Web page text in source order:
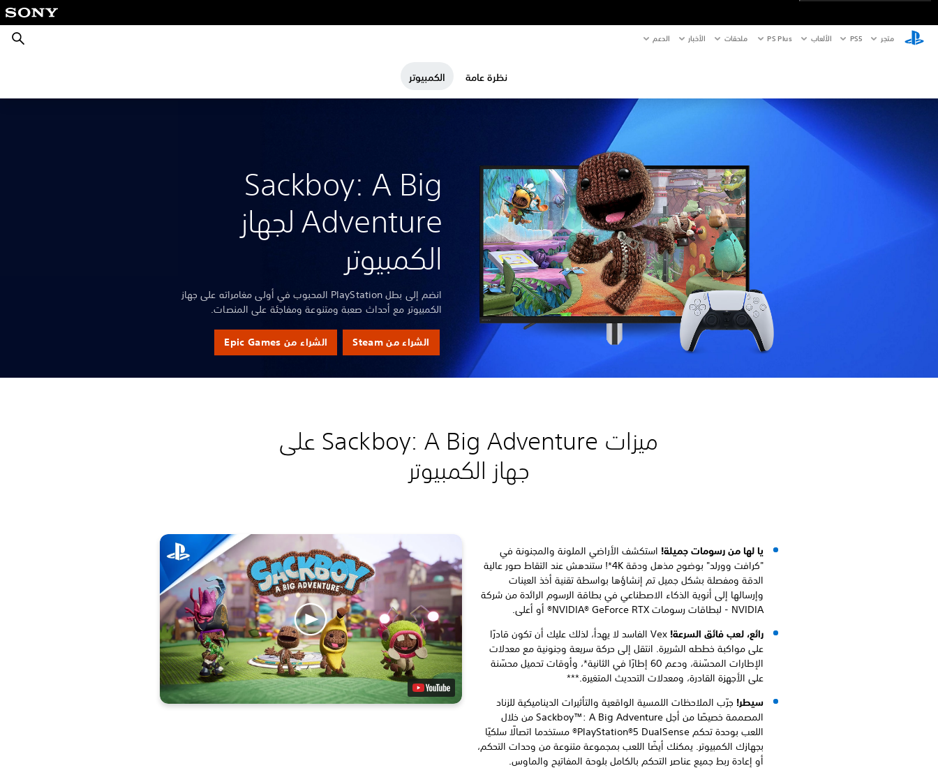
متجر PS5‏ الألعاب PS Plus ملحقات الأخبار الدعم بحث
نظرة عامة الكمبيوتر
Sackboy: A Big
Adventure لجهاز
الكمبيوتر
انضم إلى بطل PlayStation المحبوب في أولى مغامراته على جهاز
الكمبيوتر مع أحداث صعبة ومتنوعة ومفاجئة على المنصات.
الشراء من Steam الشراء من Epic Games
ميزات Sackboy: A Big Adventure على
جهاز الكمبيوتر
يا لها من رسومات جميلة! استكشف الأراضي الملونة والمجنونة في
"كرافت وورلد" بوضوح مذهل ودقة 4K*! ستندهش عند التقاط صور عالية
الدقة ومفصلة بشكل جميل تم إنشاؤها بواسطة تقنية أخذ العينات
وإرسالها إلى أنوية الذكاء الاصطناعي في بطاقة الرسوم الرائدة من شركة
NVIDIA - لبطاقات رسومات NVIDIA® GeForce RTX® أو أعلى.
رائع، لعب فائق السرعة!
Vex الفاسد لا يهدأ، لذلك عليك أن تكون قادرًا
على مواكبة خططه الشريرة. انتقل إلى حركة سريعة وجنونية مع معدلات
الإطارات المحسّنة، ودعم 60 إطارًا في الثانية*، وأوقات تحميل محسّنة
على الأجهزة القادرة، ومعدلات التحديث المتغيرة.***
سيطر! جرّب الملاحظات اللمسية الواقعية والتأثيرات الديناميكية للزناد
المصممة خصيصًا من أجل Sackboy™: A Big Adventure من خلال
اللعب بوحدة تحكم PlayStation®5 DualSense® مستخدما اتصالًا سلكيًا
بجهازك الكمبيوتر. يمكنك أيضًا اللعب بمجموعة متنوعة من وحدات التحكم،
أو إعادة ربط جميع عناصر التحكم بالكامل بلوحة المفاتيح والماوس.